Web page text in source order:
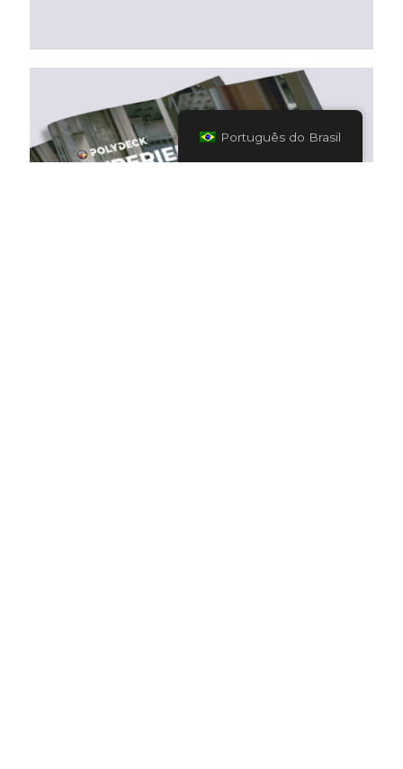
Português do Brasil